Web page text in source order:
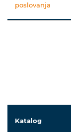
poslovanja
Katalog